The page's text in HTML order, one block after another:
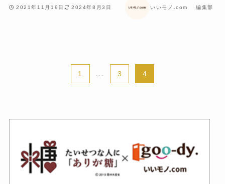
2021年11月19日 2024年8月3日 いいモノ.com 編集部
1 ... 3 4